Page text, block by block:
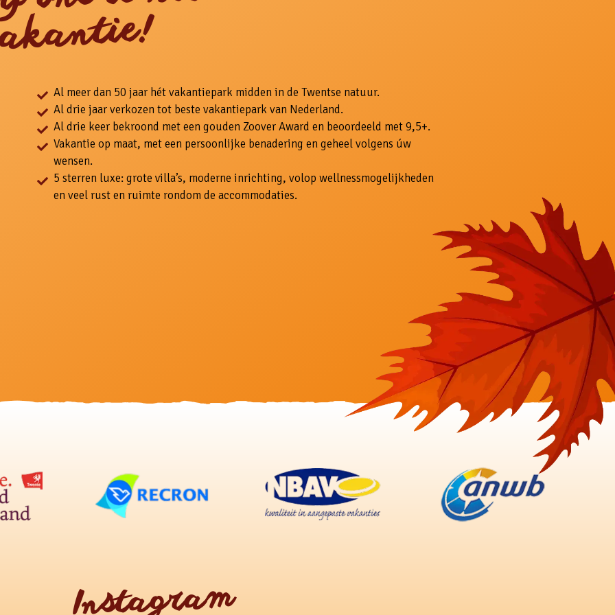
Al meer dan 50 jaar hét vakantiepark midden in de Twentse natuur.
Al drie jaar verkozen tot beste vakantiepark van Nederland.
Al drie keer bekroond met een gouden Zoover Award en beoordeeld met 9,5+.
Vakantie op maat, met een persoonlijke benadering en geheel volgens úw
wensen.
5 sterren luxe: grote villa’s, moderne inrichting, volop wellnessmogelijkheden
en veel rust en ruimte rondom de accommodaties.
Instagram